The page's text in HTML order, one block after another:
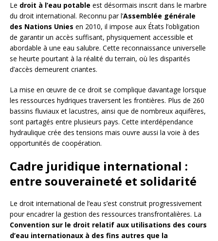
Le droit à l’eau potable est désormais inscrit dans le marbre
du droit international. Reconnu par l’Assemblée générale
des Nations Unies en 2010, il impose aux États l’obligation
de garantir un accès suffisant, physiquement accessible et
abordable à une eau salubre. Cette reconnaissance universelle
se heurte pourtant à la réalité du terrain, où les disparités
d’accès demeurent criantes.
La mise en œuvre de ce droit se complique davantage lorsque
les ressources hydriques traversent les frontières. Plus de 260
bassins fluviaux et lacustres, ainsi que de nombreux aquifères,
sont partagés entre plusieurs pays. Cette interdépendance
hydraulique crée des tensions mais ouvre aussi la voie à des
opportunités de coopération.
Cadre juridique international :
entre souveraineté et solidarité
Le droit international de l’eau s’est construit progressivement
pour encadrer la gestion des ressources transfrontalières. La
Convention sur le droit relatif aux utilisations des cours
d’eau internationaux à des fins autres que la